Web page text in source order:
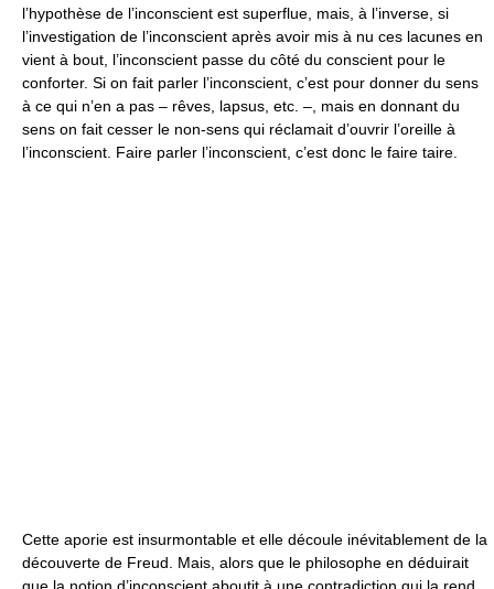
l’hypothèse de l’inconscient est superflue, mais, à l’inverse, si
l’investigation de l’inconscient après avoir mis à nu ces lacunes en
vient à bout, l’inconscient passe du côté du conscient pour le
conforter. Si on fait parler l’inconscient, c’est pour donner du sens
à ce qui n’en a pas – rêves, lapsus, etc. –, mais en donnant du
sens on fait cesser le non-sens qui réclamait d’ouvrir l’oreille à
l’inconscient. Faire parler l’inconscient, c’est donc le faire taire.
Cette aporie est insurmontable et elle découle inévitablement de la
découverte de Freud. Mais, alors que le philosophe en déduirait